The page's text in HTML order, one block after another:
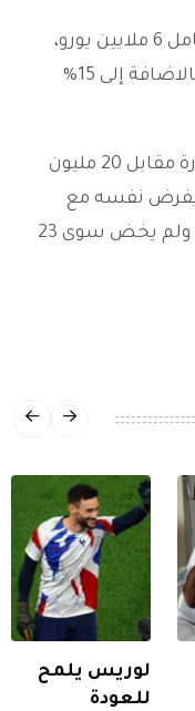
وتبلغ قيمة خيار الانتقال بشكل كامل 6 ملايين يورو،
يضاف اليها مليون يورو مكافآت بالاضافة إلى 15%
وكان بيليغري انتقل إلى نادي الإمارة مقابل 20 مليون
يفرض نفسه مع
موناكو حيث تعرض لعدة إصابات ولم يخض سوى 23
لوريس يلمح
للعودة